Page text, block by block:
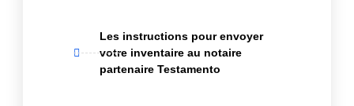
Les instructions pour envoyer
votre inventaire au notaire
partenaire Testamento